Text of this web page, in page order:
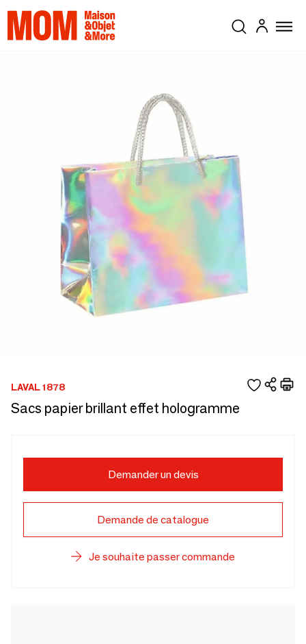
LAVAL 1878
Sacs papier brillant effet hologramme
Demander un devis
Demande de catalogue
Je souhaite passer commande